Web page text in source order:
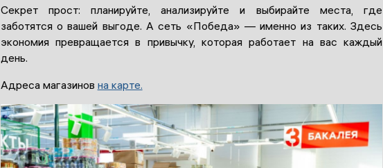
Секрет прост: планируйте, анализируйте и выбирайте места, где
заботятся о вашей выгоде. А сеть «Победа» — именно из таких. Здесь
экономия превращается в привычку, которая работает на вас каждый
день.
Адреса магазинов на карте.